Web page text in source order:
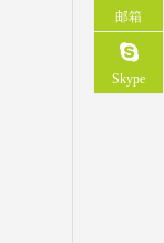
邮箱
Skype